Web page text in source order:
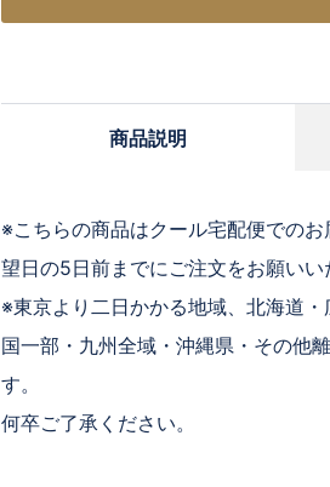
商品説明
※こちらの商品はクール宅配便での
望日の5日前までにご注文をお願いい
※東京より二日かかる地域、北海道
国一部・九州全域・沖縄県・その他
す。
何卒ご了承ください。